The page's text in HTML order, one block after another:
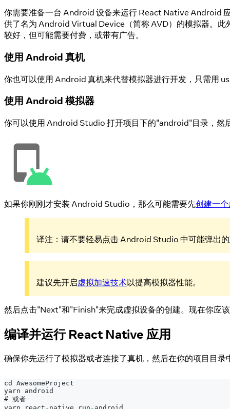
你需要准备一台 Android 设备来运行 React Native Android
供了名为 Android Virtual Device（简称 AVD）的模拟器。此
较好，但可能需要付费，或带有广告。
使用 Android 真机
你也可以使用 Android 真机来代替模拟器进行开发，只需用
使用 Android 模拟器
你可以使用 Android Studio 打开项目下的"android"目录，然
如果你刚刚才安装 Android Studio，那么可能需要先创建一
译注：请不要轻易点击 Android Studio 中可能弹出
建议先开启虚拟加速技术以提高模拟器性能。
然后点击"Next"和"Finish"来完成虚拟设备的创建。现在你应
编译并运行 React Native 应用
确保你先运行了模拟器或者连接了真机，然后在你的项目目录
cd AwesomeProject
yarn android
# 或者